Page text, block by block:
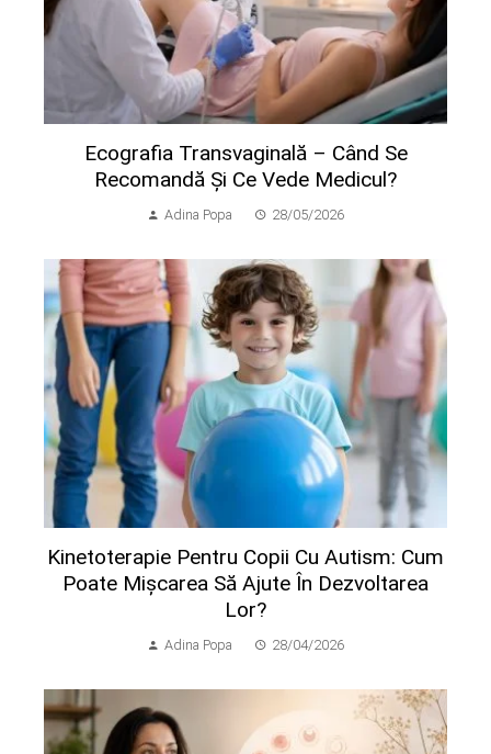
Ecografia Transvaginală – Când Se
Recomandă Și Ce Vede Medicul?
Adina Popa 28/05/2026
Kinetoterapie Pentru Copii Cu Autism: Cum
Poate Mișcarea Să Ajute În Dezvoltarea
Lor?
Adina Popa 28/04/2026